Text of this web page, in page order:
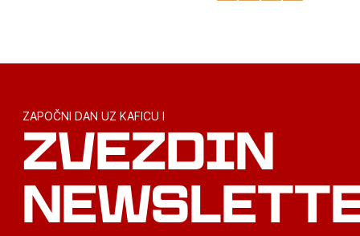
ZAPOČNI DAN UZ KAFICU I
ZVEZDIN